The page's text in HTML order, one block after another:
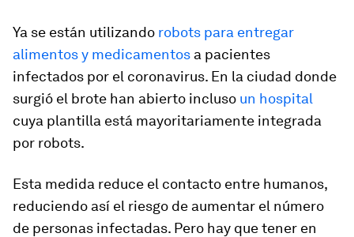
Ya se están utilizando robots para entregar
alimentos y medicamentos a pacientes
infectados por el coronavirus. En la ciudad donde
surgió el brote han abierto incluso un hospital
cuya plantilla está mayoritariamente integrada
por robots.
Esta medida reduce el contacto entre humanos,
reduciendo así el riesgo de aumentar el número
de personas infectadas. Pero hay que tener en